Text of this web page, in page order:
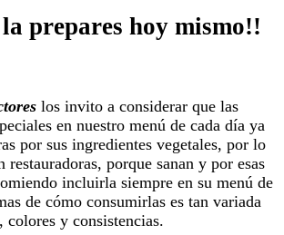
la prepares hoy mismo!!
los invito a considerar que las
en nuestro menú de cada día ya
por sus ingredientes vegetales, por lo
restauradoras, porque sanan y por esas
incluirla siempre en su menú de
de cómo consumirlas es tan variada
colores y consistencias.